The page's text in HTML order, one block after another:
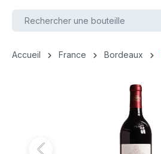
Accueil France Bordeaux
Ignorer la galerie d'images